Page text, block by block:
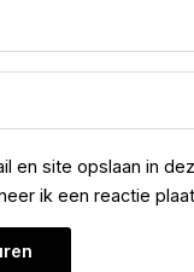
en site opslaan in
ik een reactie